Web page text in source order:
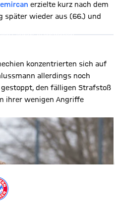
erzielte kurz nach dem
später wieder aus (66.) und
Cookies zu verarbeiten.
wird für alle Inhalte
konzentrierten sich auf
allerdings noch
den fälligen Strafstoß
ihrer wenigen Angriffe